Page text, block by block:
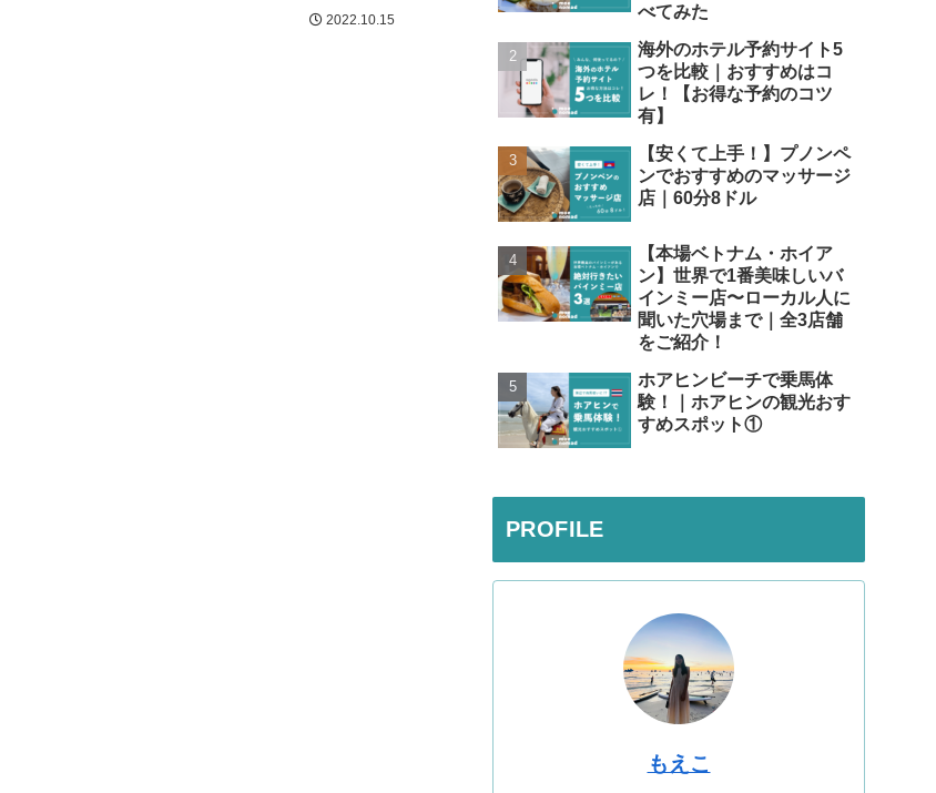
2022.10.15
べてみた
海外のホテル予約サイト5
つを比較｜おすすめはコ
レ！【お得な予約のコツ
有】
【安くて上手！】プノンペ
ンでおすすめのマッサージ
店｜60分8ドル
【本場ベトナム・ホイア
ン】世界で1番美味しいバ
インミー店〜ローカル人に
聞いた穴場まで｜全3店舗
をご紹介！
ホアヒンビーチで乗馬体
験！｜ホアヒンの観光おす
すめスポット①
PROFILE
もえこ